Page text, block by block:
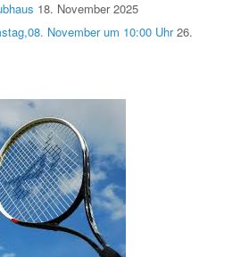
18. November 2025
November um 10:00 Uhr 26.